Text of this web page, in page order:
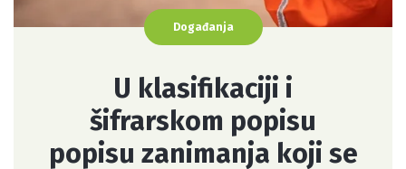
Događanja
U klasifikaciji i
šifrarskom popisu
popisu zanimanja koji se